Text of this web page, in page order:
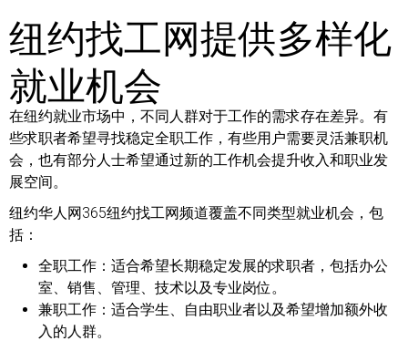
纽约找工网提供多样化
就业机会
在纽约就业市场中，不同人群对于工作的需求存在差异。有
些求职者希望寻找稳定全职工作，有些用户需要灵活兼职机
会，也有部分人士希望通过新的工作机会提升收入和职业发
展空间。
纽约华人网365纽约找工网频道覆盖不同类型就业机会，包
括：
全职工作： 适合希望长期稳定发展的求职者，包括办公
室、销售、管理、技术以及专业岗位。
兼职工作： 适合学生、自由职业者以及希望增加额外收
入的人群。